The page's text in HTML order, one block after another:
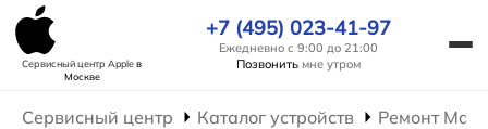
Сервисный центр Appleв
Москве
+7 (495) 023-41-97
Ежедневно с 9:00 до 21:00
Позвонить мне утром
Сервисный центр Каталог устройств Ремонт